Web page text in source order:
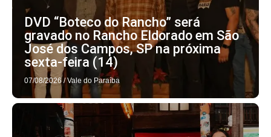
DVD “Boteco do Rancho” será
gravado no Rancho Eldorado em São
José dos Campos, SP na próxima
sexta-feira (14)
07/08/2026 / Vale do Paraíba